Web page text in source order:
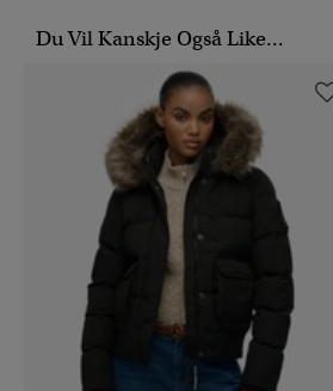
Du Vil Kanskje Også Like...